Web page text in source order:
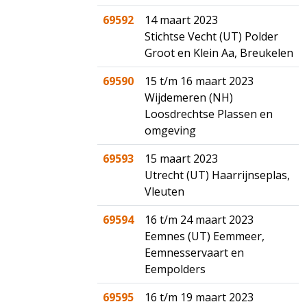
69592
14 maart 2023
Stichtse Vecht (UT) Polder
Groot en Klein Aa, Breukelen
69590
15 t/m 16 maart 2023
Wijdemeren (NH)
Loosdrechtse Plassen en
omgeving
69593
15 maart 2023
Utrecht (UT) Haarrijnseplas,
Vleuten
69594
16 t/m 24 maart 2023
Eemnes (UT) Eemmeer,
Eemnesservaart en
Eempolders
69595
16 t/m 19 maart 2023